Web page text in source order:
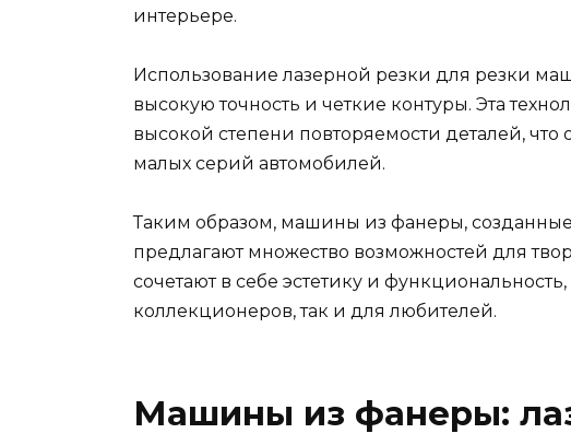
интерьере.
Использование лазерной резки для резки
высокую точность и четкие контуры. Эта
высокой степени повторяемости деталей,
малых серий автомобилей.
Таким образом, машины из фанеры,
предлагают множество возможностей для
сочетают в себе эстетику и
коллекционеров, так и для любителей.
Машины из фанеры: